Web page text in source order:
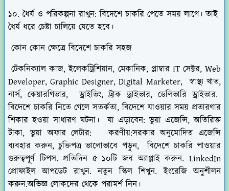
১০. ধৈর্য ও পরিকল্পনা রাখুন: বিদেশে চাকরি পেতে সময় লাগে। তাই
ধৈর্য ধরে চেষ্টা চালিয়ে যেতে হবে।
কোন কোন ক্ষেত্রে বিদেশে চাকরি সহজ
টেকনিক্যাল কাজ, ইলেকট্রিশিয়ান, মেকানিক, প্লাম্বার IT সেক্টর, Web
Developer, Graphic Designer, Digital Marketer, স্বাস্থ্য খাত,
নার্স, কেয়ারগিভার, ড্রাইভিং, ট্রাক ড্রাইভার, ডেলিভারি ড্রাইভার.
বিদেশে চাকরি নিতে গেলে সতর্কতা, বিদেশে যাওয়ার সময় প্রতারণার
শিকার হওয়া সাধারণ ঘটনা। যা এড়াবেন: ভুয়া এজেন্সি, অতিরিক্ত
টাকা, ভুয়া অফার লেটার: করণীয়:সরকার অনুমোদিত এজেন্সি
ব্যবহার করুন, চুক্তিপত্র ভালোভাবে পড়ুন, বিদেশে চাকরি পাওয়ার
গুরুত্বপূর্ণ টিপস. প্রতিদিন ৫–১০টি জব অ্যাপ্লাই করুন. LinkedIn
প্রোফাইল আপডেট রাখুন. নতুন স্কিল শিখুন. ইংরেজি অনুশীলন
করুন.অভিজ্ঞ লোকদের থেকে পরামর্শ নিন।